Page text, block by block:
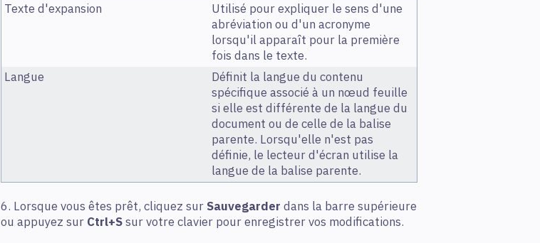
Texte d'expansion
Utilisé pour expliquer le sens d'une
abréviation ou d'un acronyme
lorsqu'il apparaît pour la première
fois dans le texte.
Langue
Définit la langue du contenu
spécifique associé à un nœud feuille
si elle est différente de la langue du
document ou de celle de la balise
parente. Lorsqu'elle n'est pas
définie, le lecteur d'écran utilise la
langue de la balise parente.
6. Lorsque vous êtes prêt, cliquez sur Sauvegarder dans la barre supérieure
ou appuyez sur Ctrl+Ssur votre clavier pour enregistrer vos modifications.